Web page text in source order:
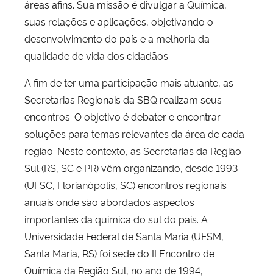
áreas afins. Sua missão é divulgar a Química,
suas relações e aplicações, objetivando o
desenvolvimento do país e a melhoria da
qualidade de vida dos cidadãos.
A fim de ter uma participação mais atuante, as
Secretarias Regionais da SBQ realizam seus
encontros. O objetivo é debater e encontrar
soluções para temas relevantes da área de cada
região. Neste contexto, as Secretarias da Região
Sul (RS, SC e PR) vêm organizando, desde 1993
(UFSC, Florianópolis, SC) encontros regionais
anuais onde são abordados aspectos
importantes da química do sul do país. A
Universidade Federal de Santa Maria (UFSM,
Santa Maria, RS) foi sede do II Encontro de
Química da Região Sul, no ano de 1994,